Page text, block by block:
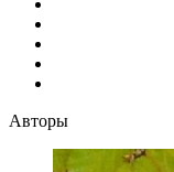
Авторы